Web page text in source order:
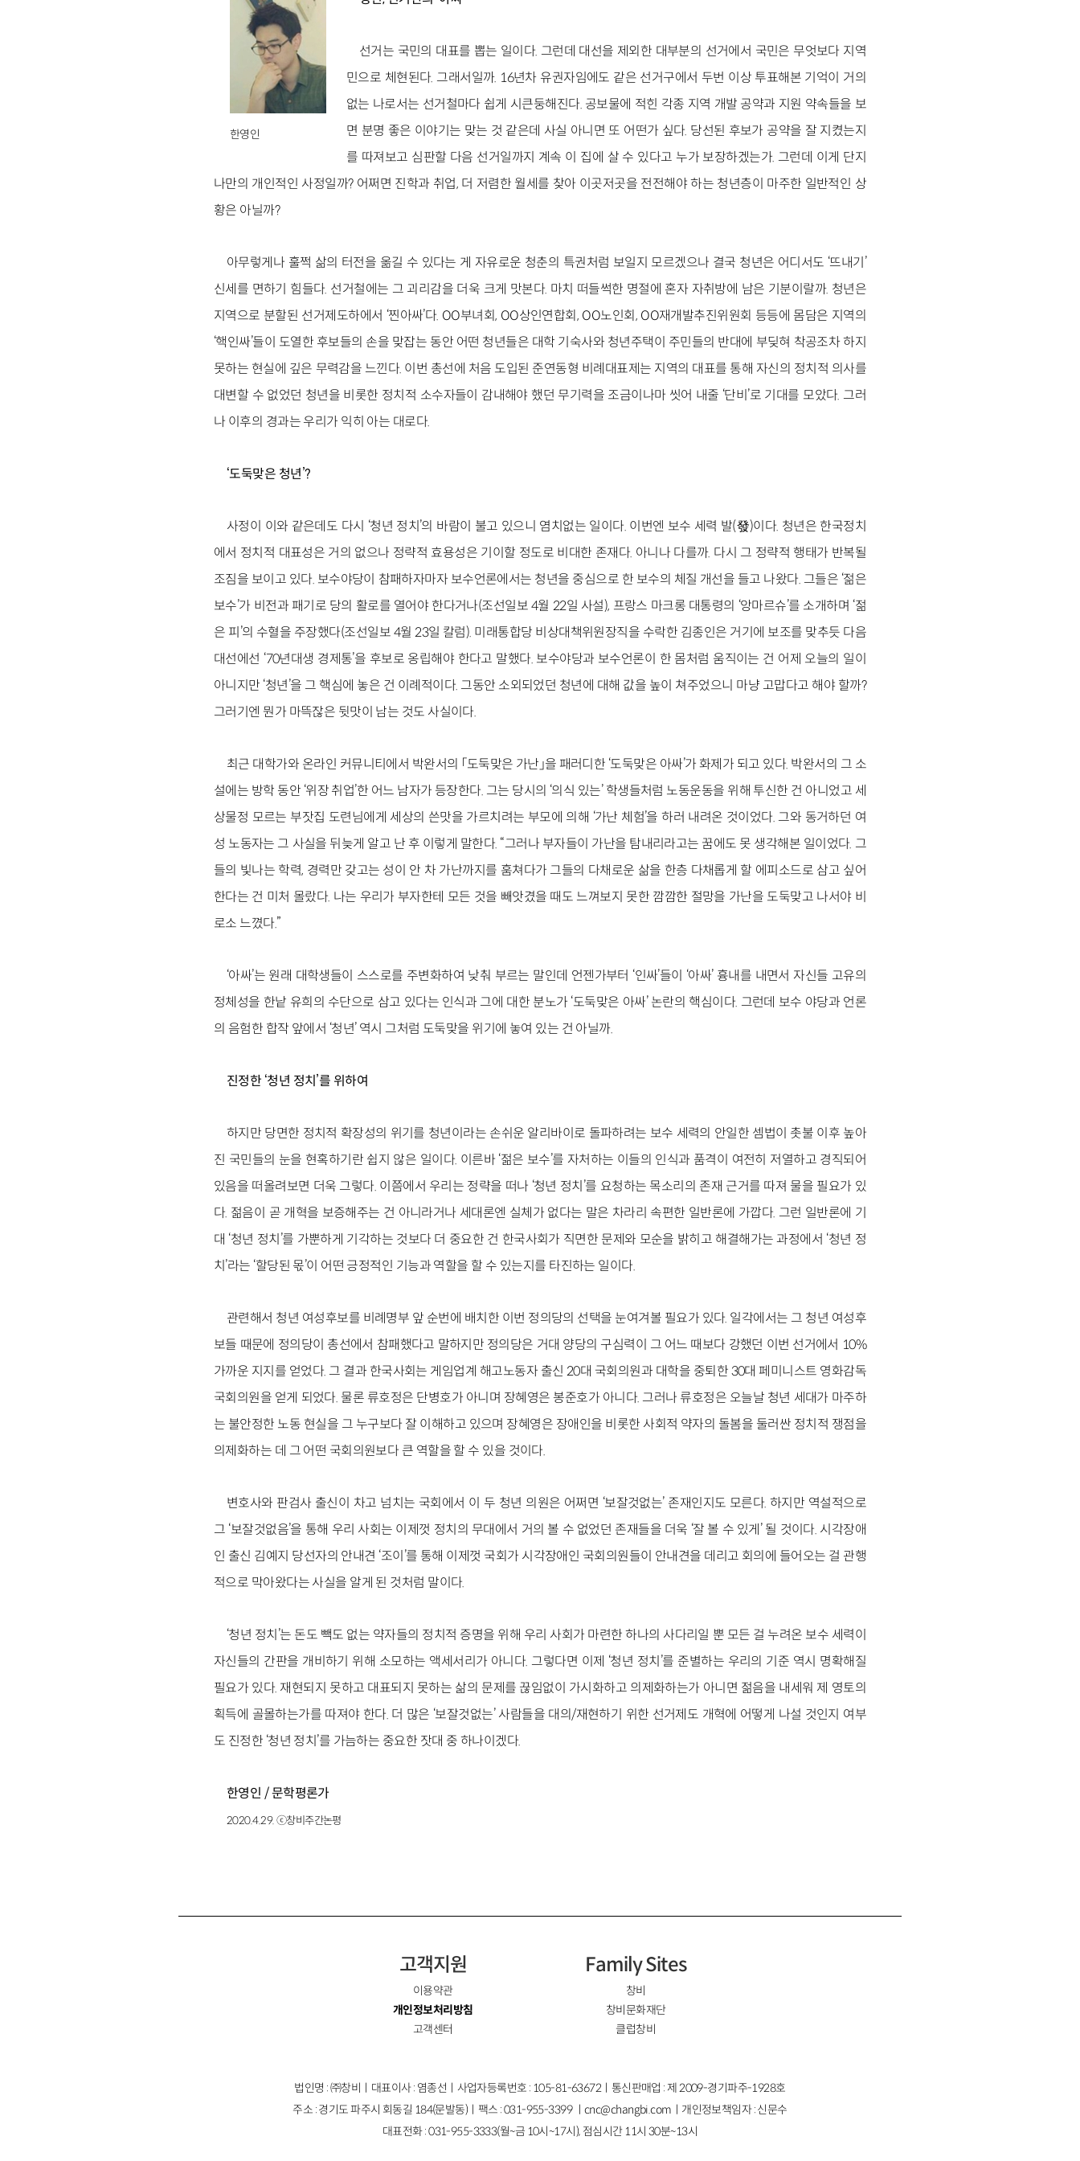
한영인
선거는 국민의 대표를 뽑는 일이다. 그런데 대선을 제외한 대부분의 선거에서 국민은 무엇보다 지역
민으로 체현된다. 그래서일까. 16년차 유권자임에도 같은 선거구에서 두번 이상 투표해본 기억이 거의
없는 나로서는 선거철마다 쉽게 시큰둥해진다. 공보물에 적힌 각종 지역 개발 공약과 지원 약속들을 보
면 분명 좋은 이야기는 맞는 것 같은데 사실 아니면 또 어떤가 싶다. 당선된 후보가 공약을 잘 지켰는지
를 따져보고 심판할 다음 선거일까지 계속 이 집에 살 수 있다고 누가 보장하겠는가. 그런데 이게 단지
나만의 개인적인 사정일까? 어쩌면 진학과 취업, 더 저렴한 월세를 찾아 이곳저곳을 전전해야 하는 청년층이 마주한 일반적인 상
황은 아닐까?
아무렇게나 훌쩍 삶의 터전을 옮길 수 있다는 게 자유로운 청춘의 특권처럼 보일지 모르겠으나 결국 청년은 어디서도 ‘뜨내기’
신세를 면하기 힘들다. 선거철에는 그 괴리감을 더욱 크게 맛본다. 마치 떠들썩한 명절에 혼자 자취방에 남은 기분이랄까. 청년은
지역으로 분할된 선거제도하에서 ‘찐아싸’다. OO부녀회, OO상인연합회, OO노인회, OO재개발추진위원회 등등에 몸담은 지역의
‘핵인싸’들이 도열한 후보들의 손을 맞잡는 동안 어떤 청년들은 대학 기숙사와 청년주택이 주민들의 반대에 부딪혀 착공조차 하지
못하는 현실에 깊은 무력감을 느낀다. 이번 총선에 처음 도입된 준연동형 비례대표제는 지역의 대표를 통해 자신의 정치적 의사를
대변할 수 없었던 청년을 비롯한 정치적 소수자들이 감내해야 했던 무기력을 조금이나마 씻어 내줄 ‘단비’로 기대를 모았다. 그러
나 이후의 경과는 우리가 익히 아는 대로다.
‘도둑맞은 청년’?
사정이 이와 같은데도 다시 ‘청년 정치’의 바람이 불고 있으니 염치없는 일이다. 이번엔 보수 세력 발(發)이다. 청년은 한국정치
에서 정치적 대표성은 거의 없으나 정략적 효용성은 기이할 정도로 비대한 존재다. 아니나 다를까. 다시 그 정략적 행태가 반복될
조짐을 보이고 있다. 보수야당이 참패하자마자 보수언론에서는 청년을 중심으로 한 보수의 체질 개선을 들고 나왔다. 그들은 ‘젊은
보수’가 비전과 패기로 당의 활로를 열어야 한다거나(조선일보 4월 22일 사설), 프랑스 마크롱 대통령의 ‘앙마르슈’를 소개하며 ‘젊
은 피’의 수혈을 주장했다(조선일보 4월 23일 칼럼). 미래통합당 비상대책위원장직을 수락한 김종인은 거기에 보조를 맞추듯 다음
대선에선 ‘70년대생 경제통’을 후보로 옹립해야 한다고 말했다. 보수야당과 보수언론이 한 몸처럼 움직이는 건 어제 오늘의 일이
아니지만 ‘청년’을 그 핵심에 놓은 건 이례적이다. 그동안 소외되었던 청년에 대해 값을 높이 쳐주었으니 마냥 고맙다고 해야 할까?
그러기엔 뭔가 마뜩잖은 뒷맛이 남는 것도 사실이다.
최근 대학가와 온라인 커뮤니티에서 박완서의 「도둑맞은 가난」을 패러디한 ‘도둑맞은 아싸’가 화제가 되고 있다. 박완서의 그 소
설에는 방학 동안 ‘위장 취업’한 어느 남자가 등장한다. 그는 당시의 ‘의식 있는’ 학생들처럼 노동운동을 위해 투신한 건 아니었고 세
상물정 모르는 부잣집 도련님에게 세상의 쓴맛을 가르치려는 부모에 의해 ‘가난 체험’을 하러 내려온 것이었다. 그와 동거하던 여
성 노동자는 그 사실을 뒤늦게 알고 난 후 이렇게 말한다. “그러나 부자들이 가난을 탐내리라고는 꿈에도 못 생각해본 일이었다. 그
들의 빛나는 학력, 경력만 갖고는 성이 안 차 가난까지를 훔쳐다가 그들의 다채로운 삶을 한층 다채롭게 할 에피소드로 삼고 싶어
한다는 건 미처 몰랐다. 나는 우리가 부자한테 모든 것을 빼앗겼을 때도 느껴보지 못한 깜깜한 절망을 가난을 도둑맞고 나서야 비
로소 느꼈다.”
‘아싸’는 원래 대학생들이 스스로를 주변화하여 낮춰 부르는 말인데 언젠가부터 ‘인싸’들이 ‘아싸’ 흉내를 내면서 자신들 고유의
정체성을 한낱 유희의 수단으로 삼고 있다는 인식과 그에 대한 분노가 ‘도둑맞은 아싸’ 논란의 핵심이다. 그런데 보수 야당과 언론
의 음험한 합작 앞에서 ‘청년’ 역시 그처럼 도둑맞을 위기에 놓여 있는 건 아닐까.
진정한 ‘청년 정치 ’를 위하여
하지만 당면한 정치적 확장성의 위기를 청년이라는 손쉬운 알리바이로 돌파하려는 보수 세력의 안일한 셈법이 촛불 이후 높아
진 국민들의 눈을 현혹하기란 쉽지 않은 일이다. 이른바 ‘젊은 보수’를 자처하는 이들의 인식과 품격이 여전히 저열하고 경직되어
있음을 떠올려보면 더욱 그렇다. 이쯤에서 우리는 정략을 떠나 ‘청년 정치’를 요청하는 목소리의 존재 근거를 따져 물을 필요가 있
다. 젊음이 곧 개혁을 보증해주는 건 아니라거나 세대론엔 실체가 없다는 말은 차라리 속편한 일반론에 가깝다. 그런 일반론에 기
대 ‘청년 정치’를 가뿐하게 기각하는 것보다 더 중요한 건 한국사회가 직면한 문제와 모순을 밝히고 해결해가는 과정에서 ‘청년 정
치’라는 ‘할당된 몫’이 어떤 긍정적인 기능과 역할을 할 수 있는지를 타진하는 일이다.
관련해서 청년 여성후보를 비례명부 앞 순번에 배치한 이번 정의당의 선택을 눈여겨볼 필요가 있다. 일각에서는 그 청년 여성후
보들 때문에 정의당이 총선에서 참패했다고 말하지만 정의당은 거대 양당의 구심력이 그 어느 때보다 강했던 이번 선거에서 10%
가까운 지지를 얻었다. 그 결과 한국사회는 게임업계 해고노동자 출신 20대 국회의원과 대학을 중퇴한 30대 페미니스트 영화감독
국회의원을 얻게 되었다. 물론 류호정은 단병호가 아니며 장혜영은 봉준호가 아니다. 그러나 류호정은 오늘날 청년 세대가 마주하
는 불안정한 노동 현실을 그 누구보다 잘 이해하고 있으며 장혜영은 장애인을 비롯한 사회적 약자의 돌봄을 둘러싼 정치적 쟁점을
의제화하는 데 그 어떤 국회의원보다 큰 역할을 할 수 있을 것이다.
변호사와 판검사 출신이 차고 넘치는 국회에서 이 두 청년 의원은 어쩌면 ‘보잘것없는’ 존재인지도 모른다. 하지만 역설적으로
그 ‘보잘것없음’을 통해 우리 사회는 이제껏 정치의 무대에서 거의 볼 수 없었던 존재들을 더욱 ‘잘 볼 수 있게’ 될 것이다. 시각장애
인 출신 김예지 당선자의 안내견 ‘조이’를 통해 이제껏 국회가 시각장애인 국회의원들이 안내견을 데리고 회의에 들어오는 걸 관행
적으로 막아왔다는 사실을 알게 된 것처럼 말이다.
‘청년 정치’는 돈도 빽도 없는 약자들의 정치적 증명을 위해 우리 사회가 마련한 하나의 사다리일 뿐 모든 걸 누려온 보수 세력이
자신들의 간판을 개비하기 위해 소모하는 액세서리가 아니다. 그렇다면 이제 ‘청년 정치’를 준별하는 우리의 기준 역시 명확해질
필요가 있다. 재현되지 못하고 대표되지 못하는 삶의 문제를 끊임없이 가시화하고 의제화하는가 아니면 젊음을 내세워 제 영토의
획득에 골몰하는가를 따져야 한다. 더 많은 ‘보잘것없는’ 사람들을 대의/재현하기 위한 선거제도 개혁에 어떻게 나설 것인지 여부
도 진정한 ‘청년 정치’를 가늠하는 중요한 잣대 중 하나이겠다.
한영인 / 문학평론가
2020.4.29. ⓒ창비주간논평
고객지원
이용약관
개인정보처리방침
고객센터
Family Sites
창비
창비문화재단
클럽창비
법인명 : ㈜창비ㅣ대표이사 : 염종선ㅣ사업자등록번호 : 105-81-63672ㅣ통신판매업 : 제 2009-경기파주-1928호
주소 : 경기도 파주시 회동길 184(문발동)ㅣ팩스 : 031-955-3399 ㅣcnc@changbi.com ㅣ개인정보책임자 : 신문수
대표전화 : 031-955-3333(월~금 10시~17시), 점심시간 11시 30분~13시